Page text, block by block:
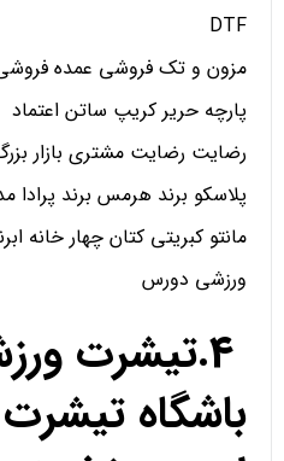
DTF
پارچه حریر کریپ ساتن اعتماد
رضایت رضایت مشتری بازار
پلاسکو برند هرمس برند پرادا
مانتو کبریتی کتان چهار خانه
ورزشی دورس
4.تیشرت
باشگاه